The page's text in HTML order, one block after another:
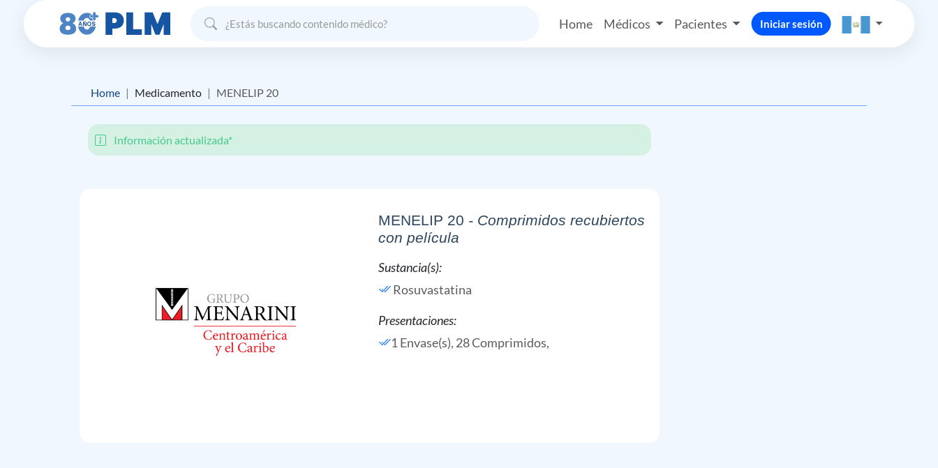
Home Médicos Pacientes Iniciar sesión
Home Medicamento MENELIP 20
Información actualizada*
MENELIP 20 - Comprimidos recubiertos
con película
Sustancia(s):
Rosuvastatina
Presentaciones:
1 Envase(s), 28 Comprimidos,